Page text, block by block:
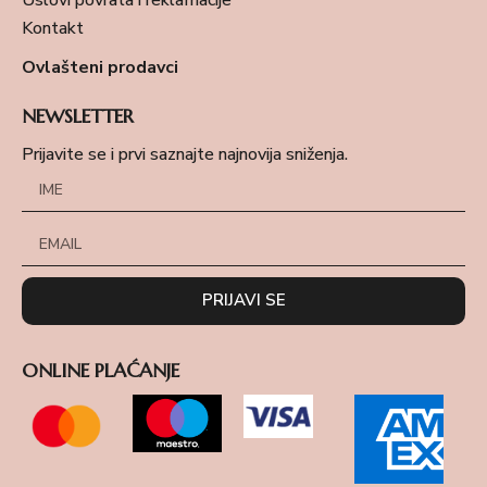
Kontakt
Ovlašteni prodavci
NEWSLETTER
Prijavite se i prvi saznajte najnovija sniženja.
PRIJAVI SE
ONLINE PLAĆANJE